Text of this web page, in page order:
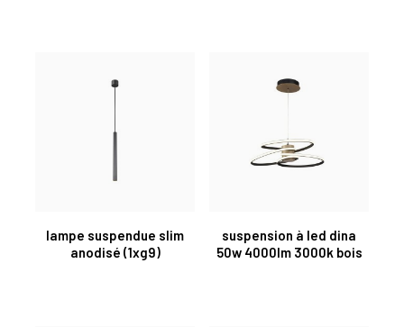
lampe suspendue slim
anodisé (1xg9)
suspension à led dina
50w 4000lm 3000k bois